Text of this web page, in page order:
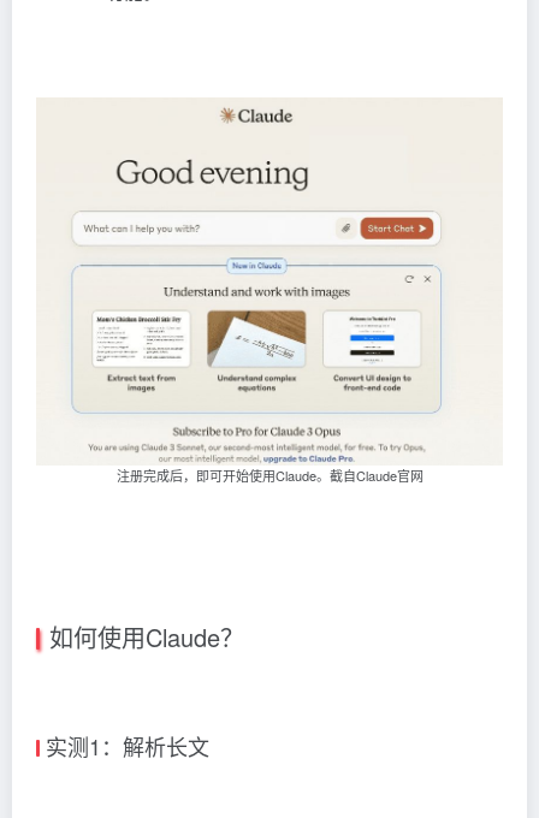
注册完成后，即可开始使用Claude。截自Claude官网
如何使用Claude？
实测1：解析长文